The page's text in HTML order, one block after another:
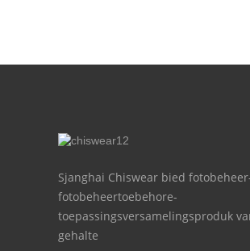
Sjanghai Chiswear bied
fotobeheertoebehore-
toepassingsversamelingsproduk
gehalte